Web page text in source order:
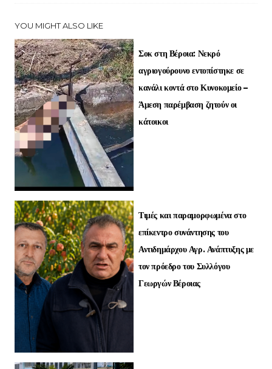
YOU MIGHT ALSO LIKE
Σοκ στη Βέροια: Νεκρό
αγριογούρουνο εντοπίστηκε σε
κανάλι κοντά στο Κυνοκομείο –
Άμεση παρέμβαση ζητούν οι
κάτοικοι
Τιμές και παραμορφωμένα στο
επίκεντρο συνάντησης του
Αντιδημάρχου Αγρ. Ανάπτυξης με
τον πρόεδρο του Συλλόγου
Γεωργών Βέροιας